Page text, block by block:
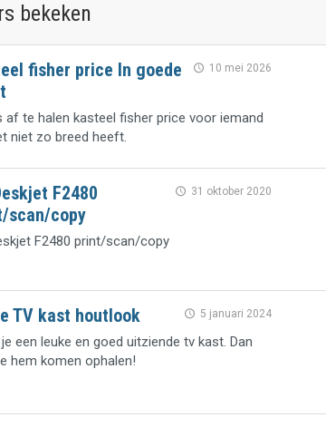
bekeken
10 mei 2026
fisher price In goede
af te halen kasteel fisher price voor iemand
niet zo breed heeft.
31 oktober 2020
F2480
scan/copy
F2480 print/scan/copy
5 januari 2024
TV kast houtlook
een leuke en goed uitziende tv kast. Dan
hem komen ophalen!